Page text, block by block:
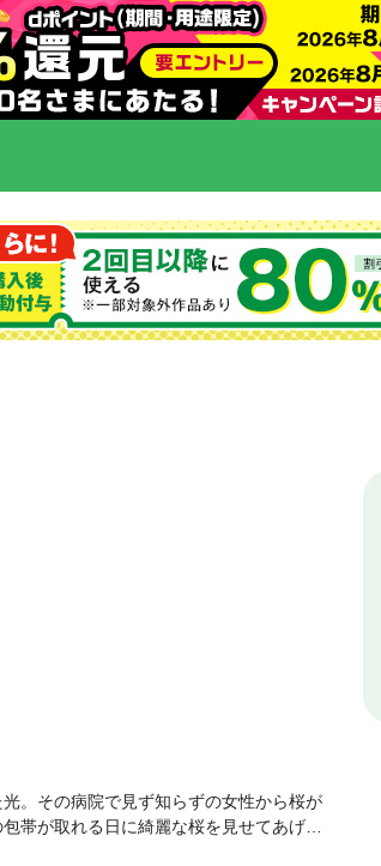
。その病院で見ず知らずの女性から桜が
帯が取れる日に綺麗な桜を見せてあげた
いているということを聞き、光はバイク